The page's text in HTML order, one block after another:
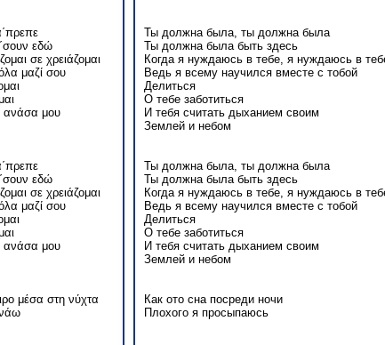
εδώ
σε χρειάζομαι
μαζί σου
ανάσα μου
εδώ
σε χρειάζομαι
μαζί σου
ανάσα μου
μέσα στη νύχτα
Ты должна была, ты должна была
Ты должна была быть здесь
Когда я нуждаюсь в тебе, я нуждаюсь в
Ведь я всему научился вместе с тобой
Делиться
О тебе заботиться
И тебя считать дыханием своим
Землей и небом
Ты должна была, ты должна была
Ты должна была быть здесь
Когда я нуждаюсь в тебе, я нуждаюсь в
Ведь я всему научился вместе с тобой
Делиться
О тебе заботиться
И тебя считать дыханием своим
Землей и небом
Как ото сна посреди ночи
Плохого я просыпаюсь